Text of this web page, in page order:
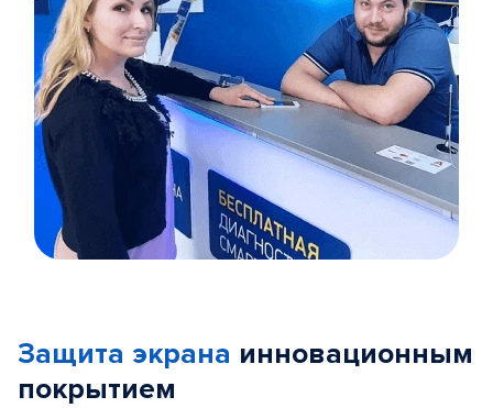
5
Защита экрана инновационным
покрытием